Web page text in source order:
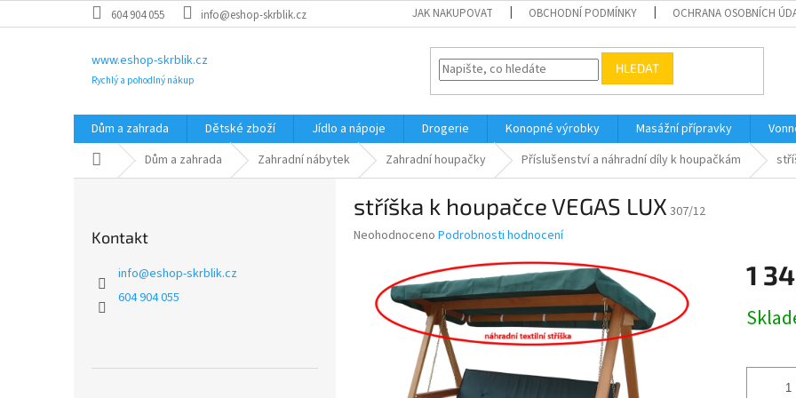
na
604 904 055 info@eshop-skrblik.cz JAK NAKUPOVAT OBCHODNÍ PODMÍNKY OCHRANA OSOBNÍCH
www.eshop-skrblik.cz
Rychlý a pohodlný nákup
HLEDAT
Dům a zahrada Dětské zboží Jídlo a nápoje Drogerie Konopné výrobky Masážní přípravky
Domů Dům a zahrada Zahradní nábytek Zahradní houpačky Příslušenství a náhradní díly k houpačkám
Kontakt
info@eshop-skrblik.cz
604 904 055
stříška k houpačce VEGAS LUX 307/12
Průměrné
Neohodnoceno Podrobnosti hodnocení
1
cena: